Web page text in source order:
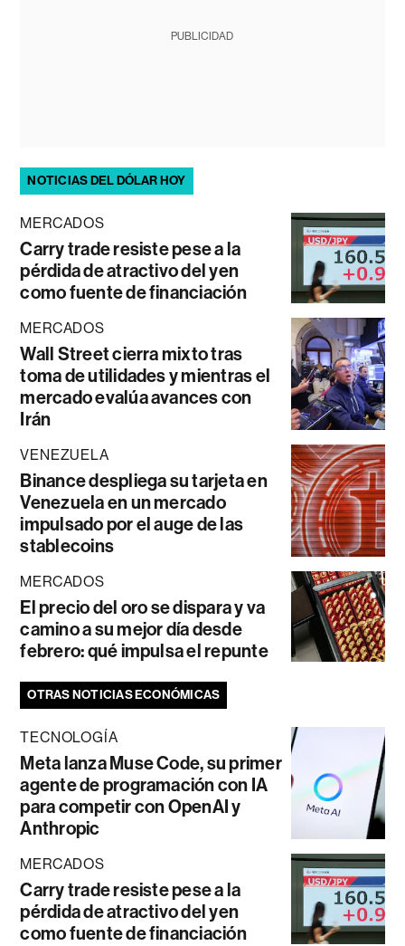
PUBLICIDAD
NOTICIAS DEL DÓLAR HOY
MERCADOS
Carry trade resiste pese a la
pérdida de atractivo del yen
como fuente de financiación
MERCADOS
Wall Street cierra mixto tras
toma de utilidades y mientras el
mercado evalúa avances con
Irán
VENEZUELA
Binance despliega su tarjeta en
Venezuela en un mercado
impulsado por el auge de las
stablecoins
MERCADOS
El precio del oro se dispara y va
camino a su mejor día desde
febrero: qué impulsa el repunte
OTRAS NOTICIAS ECONÓMICAS
TECNOLOGÍA
Meta lanza Muse Code, su primer
agente de programación con IA
para competir con OpenAI y
Anthropic
MERCADOS
Carry trade resiste pese a la
pérdida de atractivo del yen
como fuente de financiación